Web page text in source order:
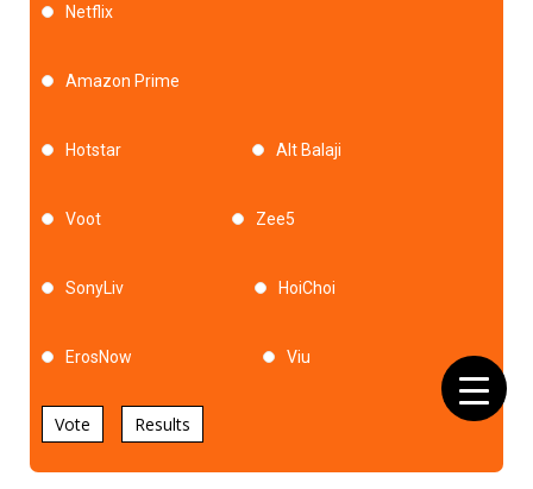
Netflix
Amazon Prime
Hotstar Alt Balaji
Voot Zee5
SonyLiv HoiChoi
ErosNow Viu
Vote Results